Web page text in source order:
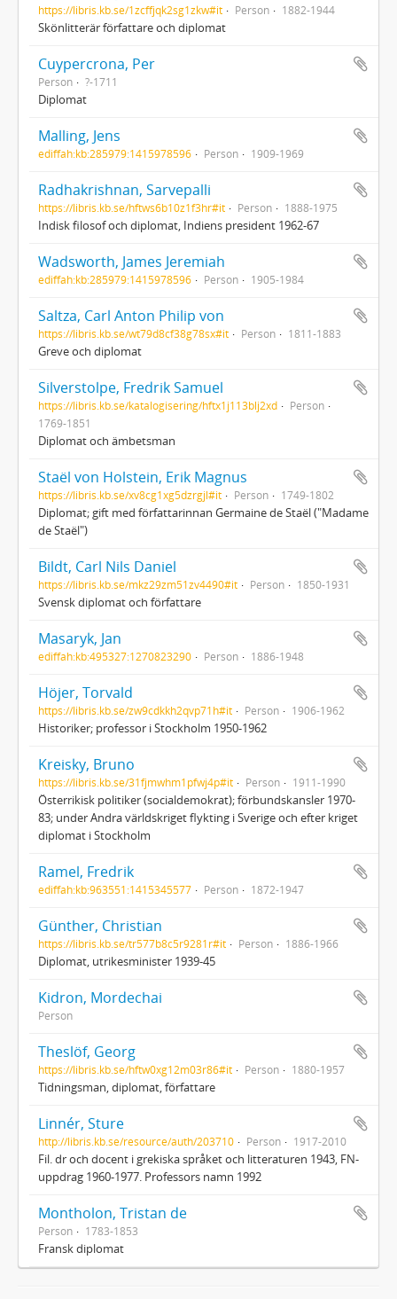
https://libris.kb.se/1zcffjqk2sg1zkw#it Person 1882-1944
Skönlitterär författare och diplomat
Cuypercrona, Per
Person ?-1711
Diplomat
Malling, Jens
ediffah:kb:285979:1415978596 Person 1909-1969
Radhakrishnan, Sarvepalli
https://libris.kb.se/hftws6b10z1f3hr#it Person 1888-1975
Indisk filosof och diplomat, Indiens president 1962-67
Wadsworth, James Jeremiah
ediffah:kb:285979:1415978596 Person 1905-1984
Saltza, Carl Anton Philip von
https://libris.kb.se/wt79d8cf38g78sx#it Person 1811-1883
Greve och diplomat
Silverstolpe, Fredrik Samuel
https://libris.kb.se/katalogisering/hftx1j113blj2xd
Person
1769-1851
Diplomat och ämbetsman
Staël von Holstein, Erik Magnus
https://libris.kb.se/xv8cg1xg5dzrgjl#it Person 1749-1802
Diplomat; gift med författarinnan Germaine de Staël ("Madame
de Staël")
Bildt, Carl Nils Daniel
https://libris.kb.se/mkz29zm51zv4490#it Person 1850-1931
Svensk diplomat och författare
Masaryk, Jan
ediffah:kb:495327:1270823290 Person 1886-1948
Höjer, Torvald
https://libris.kb.se/zw9cdkkh2qvp71h#it Person 1906-1962
Historiker; professor i Stockholm 1950-1962
Kreisky, Bruno
https://libris.kb.se/31fjmwhm1pfwj4p#it Person 1911-1990
Österrikisk politiker (socialdemokrat); förbundskansler 1970-
83; under Andra världskriget flykting i Sverige och efter kriget
diplomat i Stockholm
Ramel, Fredrik
ediffah:kb:963551:1415345577 Person 1872-1947
Günther, Christian
https://libris.kb.se/tr577b8c5r9281r#it Person 1886-1966
Diplomat, utrikesminister 1939-45
Kidron, Mordechai
Person
Theslöf, Georg
https://libris.kb.se/hftw0xg12m03r86#it Person 1880-1957
Tidningsman, diplomat, författare
Linnér, Sture
http://libris.kb.se/resource/auth/203710 Person 1917-2010
Fil. dr och docent i grekiska språket och litteraturen 1943, FN-
uppdrag 1960-1977. Professors namn 1992
Montholon, Tristan de
Person 1783-1853
Fransk diplomat